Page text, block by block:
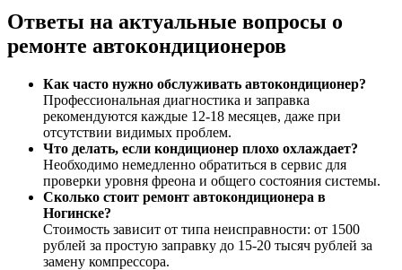
Ответы на актуальные вопросы о
ремонте автокондиционеров
Как часто нужно обслуживать автокондиционер?
Профессиональная диагностика и заправка
рекомендуются каждые 12-18 месяцев, даже при
отсутствии видимых проблем.
Что делать, если кондиционер плохо охлаждает?
Необходимо немедленно обратиться в сервис для
проверки уровня фреона и общего состояния системы.
Сколько стоит ремонт автокондиционера в
Ногинске?
Стоимость зависит от типа неисправности: от 1500
рублей за простую заправку до 15-20 тысяч рублей за
замену компрессора.